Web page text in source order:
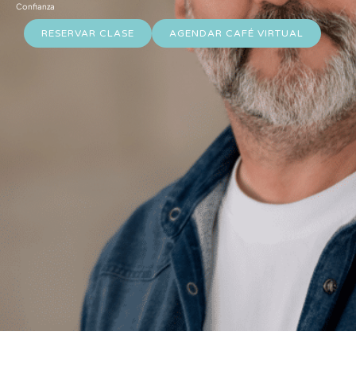
Confianza
RESERVAR CLASE AGENDAR CAFÉ VIRTUAL